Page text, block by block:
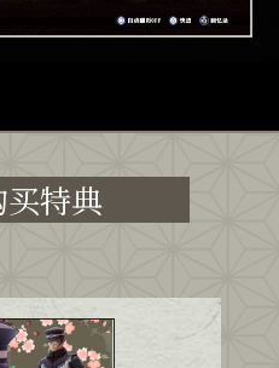
特典